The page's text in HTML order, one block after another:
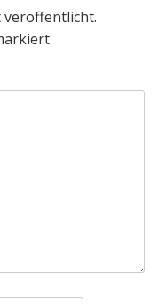
veröffentlicht.